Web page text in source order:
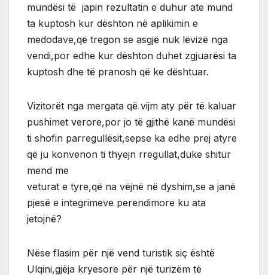
mundësi të japin rezultatin e duhur ate mund
ta kuptosh kur dështon në aplikimin e
medodave,që tregon se asgjë nuk lëvizë nga
vendi,por edhe kur dështon duhet zgjuarësi ta
kuptosh dhe të pranosh që ke dështuar.
Vizitorët nga mergata që vijm aty për të kaluar
pushimet verore,por jo të gjithë kanë mundësi
ti shofin parregullësit,sepse ka edhe prej atyre
që ju konvenon ti thyejn rregullat,duke shitur
mend me
veturat e tyre,që na vëjnë në dyshim,se a janë
pjesë e integrimeve perendimore ku ata
jetojnë?
Nëse flasim për një vend turistik siç është
Ulqini,gjëja kryesore për një turizëm të